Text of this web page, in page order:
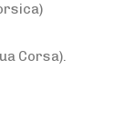
Corsa).